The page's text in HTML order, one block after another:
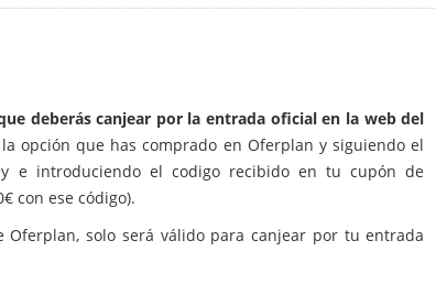
deberás canjear por la entrada oficial en la web del
opción que has comprado en Oferplan y siguiendo el
e introduciendo el codigo recibido en tu cupón de
con ese código).
solo será válido para canjear por tu entrada